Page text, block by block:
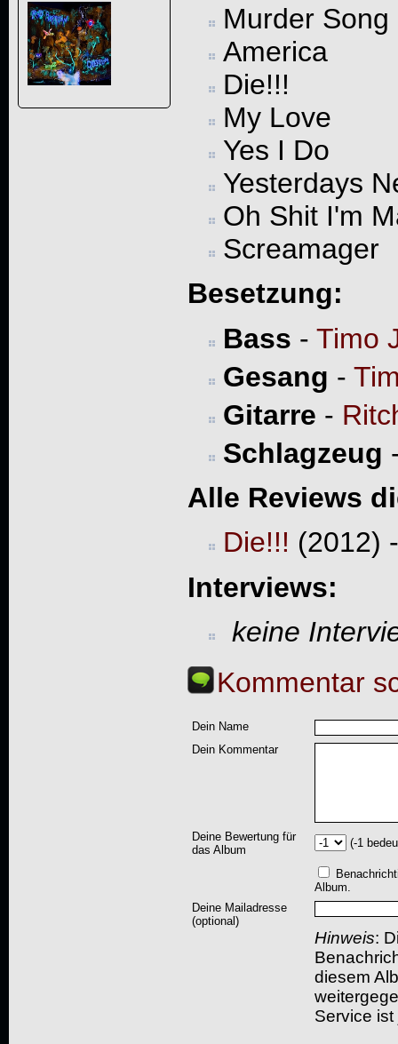
Murder Song
America
Die!!!
My Love
Yes I Do
Yesterdays
Oh Shit I'm
Screamager
Besetzung:
Bass - Timo
Gesang -
Gitarre -
Schlagzeug
Alle Reviews
Die!!! (2012)
Interviews:
keine
Kommentar
Dein Name
Dein Kommentar
Deine Bewertung für
das Album
(-1
Album.
Deine Mailadresse
(optional)
Hinweis:
diesem
Service